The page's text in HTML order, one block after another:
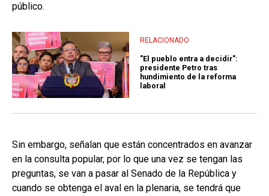
público.
RELACIONADO
"El pueblo entra a decidir":
presidente Petro tras
hundimiento de la reforma
laboral
Sin embargo, señalan que están concentrados en avanzar
en la consulta popular, por lo que una vez se tengan las
preguntas, se van a pasar al Senado de la República y
cuando se obtenga el aval en la plenaria, se tendrá que